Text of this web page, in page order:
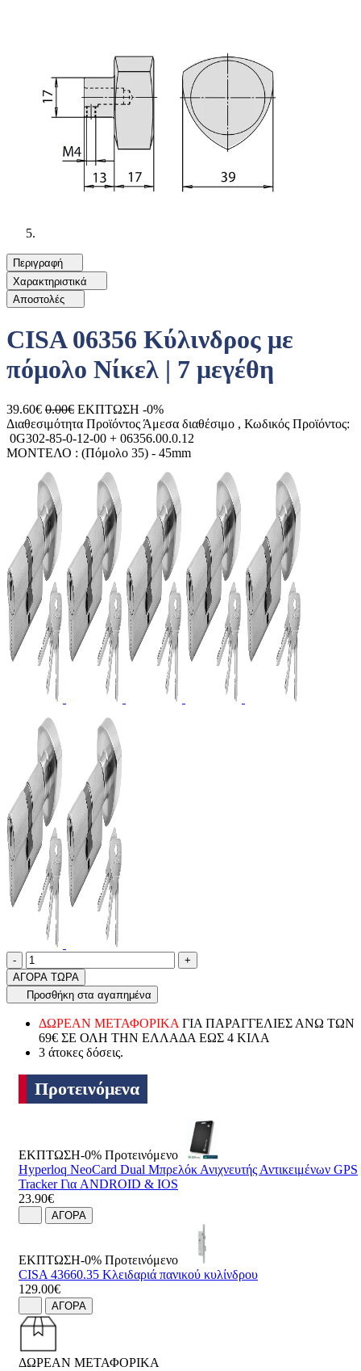
Περιγραφή
Χαρακτηριστικά
Αποστολές
CISA 06356 Κύλινδρος με
πόμολο Νίκελ | 7 μεγέθη
39.60€ 0.00€ ΕΚΠΤΩΣΗ -0%
Διαθεσιμότητα Προϊόντος Άμεσα διαθέσιμο , Κωδικός Προϊόντος:
0G302-85-0-12-00 + 06356.00.0.12
ΜΟΝΤΕΛΟ : (Πόμολο 35) - 45mm
Ποσότητα
-product.increase.quantity +
ΑΓΟΡΑ ΤΩΡΑ
Προσθήκη στα αγαπημένα
ΔΩΡΕΑΝ ΜΕΤΑΦΟΡΙΚΑ ΓΙΑ ΠΑΡΑΓΓΕΛΙΕΣ ΑΝΩ ΤΩΝ
69€ ΣΕ ΟΛΗ ΤΗΝ ΕΛΛΑΔΑ ΕΩΣ 4 ΚΙΛΑ
3 άτοκες δόσεις.
Προτεινόμενα
ΕΚΠΤΩΣΗ-0% Προτεινόμενο
Hyperloq NeoCard Dual Μπρελόκ Ανιχνευτής Αντικειμένων GPS
Tracker Για ANDROID & IOS
23.90€
ΑΓΟΡΑ
ΕΚΠΤΩΣΗ-0% Προτεινόμενο
CISA 43660.35 Κλειδαριά πανικού κυλίνδρου
129.00€
ΑΓΟΡΑ
ΔΩΡΕΑΝ ΜΕΤΑΦΟΡΙΚΑ